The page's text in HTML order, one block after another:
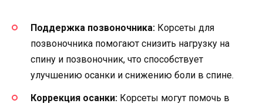
Поддержка позвоночника: Корсеты для
позвоночника помогают снизить нагрузку на
спину и позвоночник, что способствует
улучшению осанки и снижению боли в спине.
Коррекция осанки: Корсеты могут помочь в